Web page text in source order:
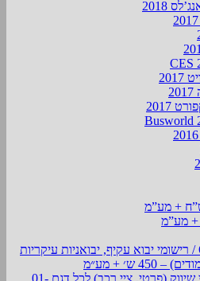
2018
CES
2017
Busworld
רישומים Q1/2023 / רישומי יבוא עקיף, יבואניות עיקריות
רישומים לפי ערוצי שיווק (פרטי, ציי רכב) לכל דגם 01-